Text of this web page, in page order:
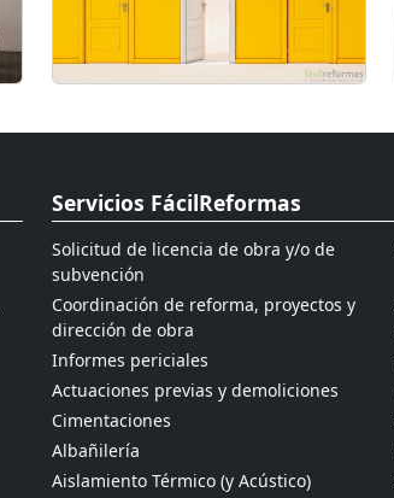
Servicios FácilReformas
Solicitud de licencia de obra y/o de
subvención
Coordinación de reforma, proyectos y
dirección de obra
Informes periciales
Actuaciones previas y demoliciones
Cimentaciones
Albañilería
Aislamiento Térmico (y Acústico)